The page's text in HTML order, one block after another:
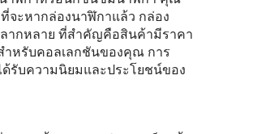
จะหากล่องนาฬิกาแล้ว กล่อง
ลากหลาย ที่สำคัญคือสินค้ามีราคา
ำหรับคอลเลกชันของคุณ การ
ด้รับความนิยมและประโยชน์ของ